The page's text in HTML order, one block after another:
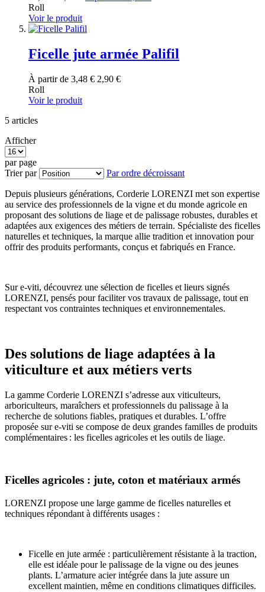
Roll
Voir le produit
Ficelle jute armée Palifil
À partir de 3,48 € 2,90 €
Roll
Voir le produit
5 articles
Afficher
par page
Trier par
Par ordre décroissant
Depuis plusieurs générations, Corderie LORENZI met son expertise
au service des professionnels de la vigne et du monde agricole en
proposant des solutions de liage et de palissage robustes, durables et
adaptées aux exigences des métiers de terrain. Spécialiste des ficelles
naturelles et techniques, la marque allie tradition et innovation pour
offrir des produits performants, conçus et fabriqués en France.
Sur e-viti, découvrez une sélection de ficelles et lieurs signés
LORENZI, pensés pour faciliter vos travaux de palissage, tout en
respectant vos contraintes techniques et environnementales.
Des solutions de liage adaptées à la
viticulture et aux métiers verts
La gamme Corderie LORENZI s’adresse aux viticulteurs,
arboriculteurs, maraîchers et professionnels du palissage à la
recherche de solutions fiables, pratiques et durables. L’offre
proposée sur e-viti se compose de deux grandes familles de produits
complémentaires : les ficelles agricoles et les outils de liage.
Ficelles agricoles : jute, coton et matériaux armés
LORENZI propose une large gamme de ficelles naturelles et
techniques répondant à différents usages :
Ficelle en jute armée : particulièrement résistante à la traction,
elle est idéale pour le palissage de la vigne ou des jeunes
plants. L’armature acier intégrée dans la jute assure un
excellent maintien, même en conditions climatiques difficiles.